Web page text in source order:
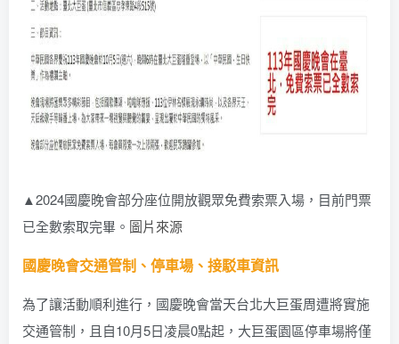
▲2024國慶晚會部分座位開放觀眾免費索票入場，目前門票
已全數索取完畢。 圖片來源
國慶晚會交通管制、停車場、接駁車資訊
為了讓活動順利進行，國慶晚會當天台北大巨蛋周遭將實施
交通管制，且自10月5日凌晨0點起，大巨蛋園區停車場將僅